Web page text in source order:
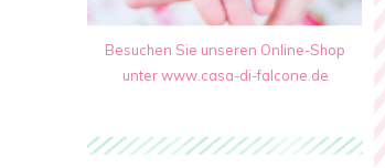
Besuchen Sie unseren Online-Shop
unter www.casa-di-falcone.de